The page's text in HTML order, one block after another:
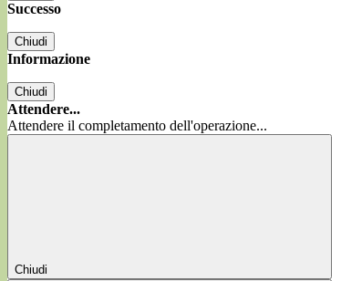
Successo
Chiudi
Informazione
Chiudi
Attendere...
Attendere il completamento dell'operazione...
Chiudi